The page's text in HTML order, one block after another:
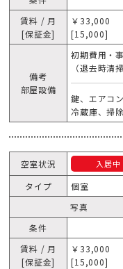
賃料 / 月
[保証金]
￥33,000
[15,000]
備考
部屋設備
初期費用・
（退去時清
鍵、エアコ
冷蔵庫、掃
空室状況 入居中
タイプ
個室
写真
条件
賃料 / 月
[保証金]
￥33,000
[15,000]